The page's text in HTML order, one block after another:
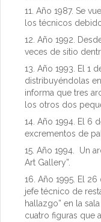
Año 1987. Se
los técnicos
Año 1992.
veces de sitio
Año 1993. El 1
distribuyéndolas
informa que tres
los otros dos
Año 1994. El 6
excrementos de
Año 1994. Un
Art Gallery”.
Año 1995. El
jefe técnico de
hallazgo” en la
cuatro figuras que